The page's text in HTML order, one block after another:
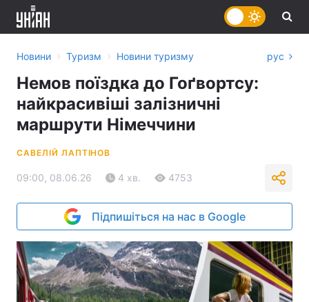
Новини › Туризм › Новини туризму рус
Немов поїздка до Гоґвортсу:
найкрасивіші залізничні
маршрути Німеччини
САВЕЛІЙ ЛАПТІНОВ
09:00, 08.06.26 4 хв. 4753
Підпишіться на нас в Google